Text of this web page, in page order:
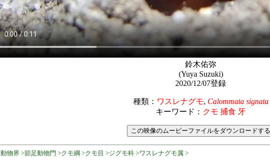
鈴木佑弥
(Yuya Suzuki)
2020/12/07登録
種類： ワスレナグモ, Calommata signata
キーワード： クモ 捕食 牙
動物界 >節足動物門 >クモ綱 >クモ目 >ジグモ科 >ワスレナグモ属 >